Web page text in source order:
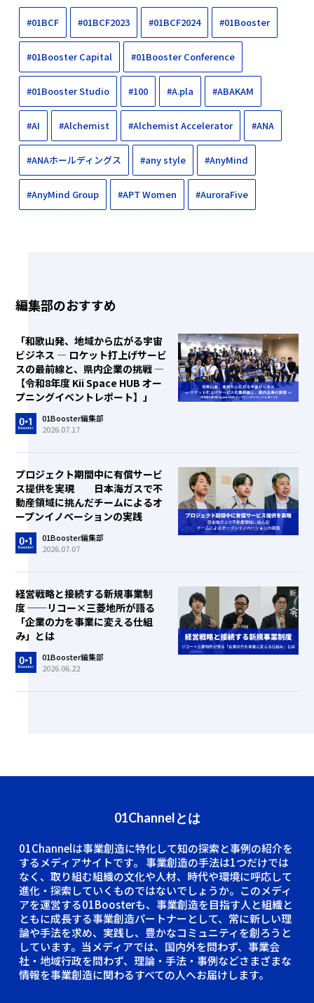
#01BCF #01BCF2023 #01BCF2024 #01Booster
#01Booster Capital #01Booster Conference
#01Booster Studio #100 #A.pla #ABAKAM
#AI #Alchemist #Alchemist Accelerator #ANA
#ANAホールディングス #any style #AnyMind
#AnyMind Group #APT Women #AuroraFive
編集部のおすすめ
「和歌山発、地域から広がる宇宙
ビジネス ― ロケット打上げサービ
スの最前線と、県内企業の挑戦 ―
【令和8年度 Kii Space HUB オー
プニングイベントレポート】」
01Booster編集部
2026.07.17
プロジェクト期間中に有償サービ
ス提供を実現 日本海ガスで不
動産領域に挑んだチームによるオ
ープンイノベーションの実践
01Booster編集部
2026.07.07
経営戦略と接続する新規事業制
度 ──リコー×三菱地所が語る
「企業の力を事業に変える仕組
み」とは
01Booster編集部
2026.06.22
01Channelとは
01Channelは事業創造に特化して知の探索と事例の紹介を
するメディアサイトです。 事業創造の手法は1つだけでは
なく、取り組む組織の文化や人材、時代や環境に呼応して
進化・探索していくものではないでしょうか。このメディ
アを運営する01Boosterも、事業創造を目指す人と組織と
ともに成長する事業創造パートナーとして、常に新しい理
論や手法を求め、実践し、豊かなコミュニティを創ろうと
しています。当メディアでは、国内外を問わず、事業会
社・地域行政を問わず、理論・手法・事例などさまざまな
情報を事業創造に関わるすべての人へお届けします。